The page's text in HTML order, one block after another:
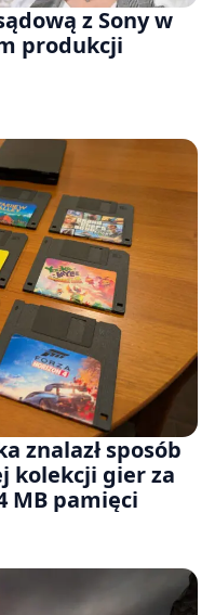
z Sony w
produkcji
znalazł sposób
kolekcji gier za
MB pamięci